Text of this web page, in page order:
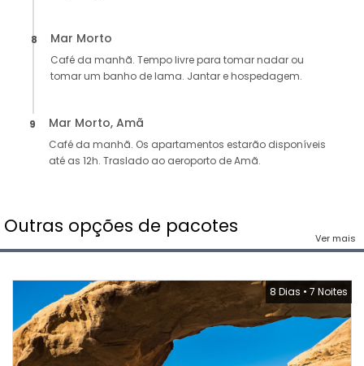
8 Mar Morto
Café da manhã. Tempo livre para tomar nadar ou
tomar um banho de lama. Jantar e hospedagem.
9 Mar Morto, Amã
Café da manhã. Os apartamentos estarão disponíveis
até as 12h. Traslado ao aeroporto de Amã.
Outras opções de pacotes
Ver mais
8 Dias • 7 Noites